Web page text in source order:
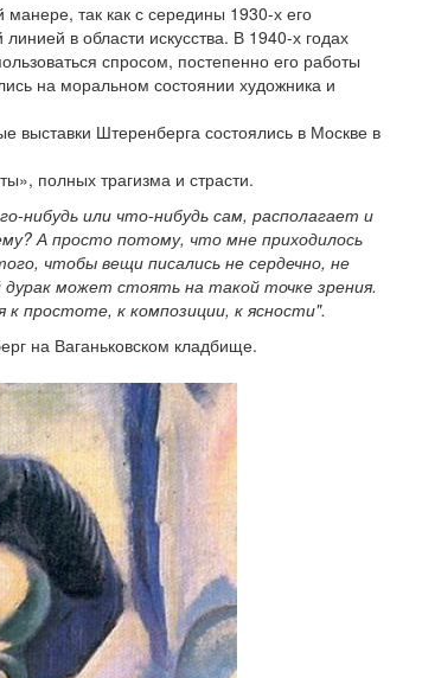
так как с середины 1930-х его
в области искусства. В 1940-х годах
спросом, постепенно его работы
на моральном состоянии художника и
выставки Штеренберга состоялись в Москве в
полных трагизма и страсти.
нибудь или что-нибудь сам, располагает и
А просто потому, что мне приходилось
чтобы вещи писались не сердечно, не
может стоять на такой точке зрения.
простоте, к композиции, к ясности".
на Ваганьковском кладбище.